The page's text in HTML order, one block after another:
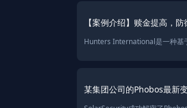
【案例介绍】赎金提高，
某集团公司的Phobos最新